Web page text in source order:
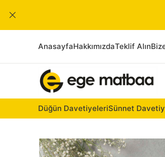
AnasayfaHakkımızdaTeklif Alın
Düğün DavetiyeleriSünnet